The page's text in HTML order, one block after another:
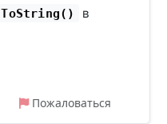
ToString()
в
Пожаловаться